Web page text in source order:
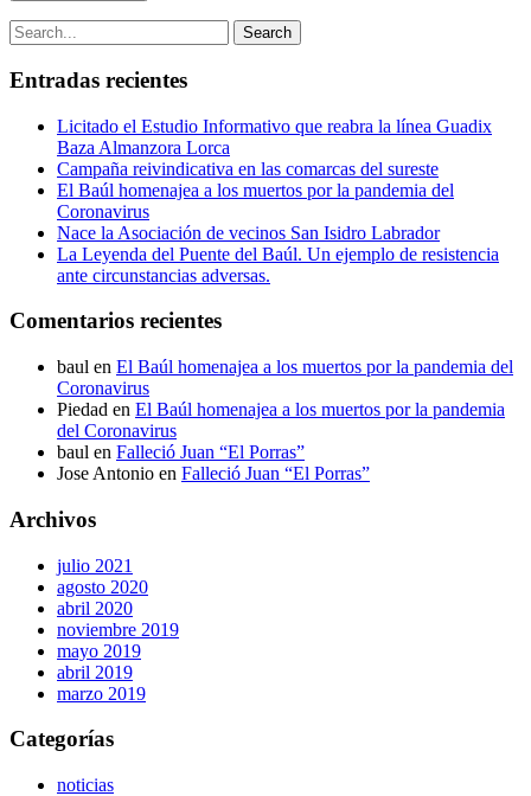
Search
Entradas recientes
Licitado el Estudio Informativo que reabra la línea Guadix
Baza Almanzora Lorca
Campaña reivindicativa en las comarcas del sureste
El Baúl homenajea a los muertos por la pandemia del
Coronavirus
Nace la Asociación de vecinos San Isidro Labrador
La Leyenda del Puente del Baúl. Un ejemplo de resistencia
ante circunstancias adversas.
Comentarios recientes
baul en El Baúl homenajea a los muertos por la pandemia del
Coronavirus
Piedad en El Baúl homenajea a los muertos por la pandemia
del Coronavirus
baul en Falleció Juan “El Porras”
Jose Antonio en Falleció Juan “El Porras”
Archivos
julio 2021
agosto 2020
abril 2020
noviembre 2019
mayo 2019
abril 2019
marzo 2019
Categorías
noticias